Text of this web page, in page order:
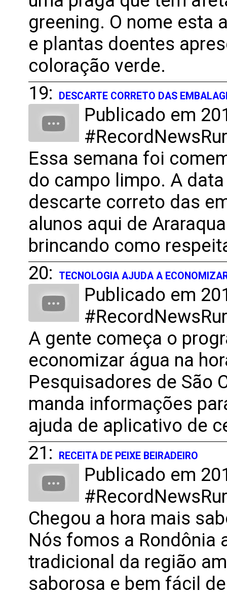
greening. O nome esta
e plantas doentes
coloração verde.
19:
DESCARTE CORRETO DAS
Publicado em
Essa semana foi
do campo limpo. A
descarte correto das
alunos aqui de
brincando como
20:
TECNOLOGIA AJUDA A
Publicado em
A gente começa o
economizar água na
Pesquisadores de São
manda informações
ajuda de aplicativo de
21:
RECEITA DE PEIXE BEIRADEIRO
Publicado em
Chegou a hora mais
Nós fomos a Rondônia
tradicional da região
saborosa e bem fácil